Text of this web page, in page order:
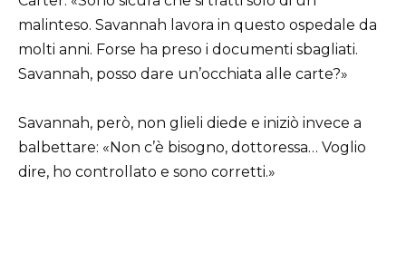
malinteso. Savannah lavora in questo ospedale da
molti anni. Forse ha preso i documenti sbagliati.
Savannah, posso dare un’occhiata alle carte?»
Savannah, però, non glieli diede e iniziò invece a
balbettare: «Non c’è bisogno, dottoressa… Voglio
dire, ho controllato e sono corretti.»